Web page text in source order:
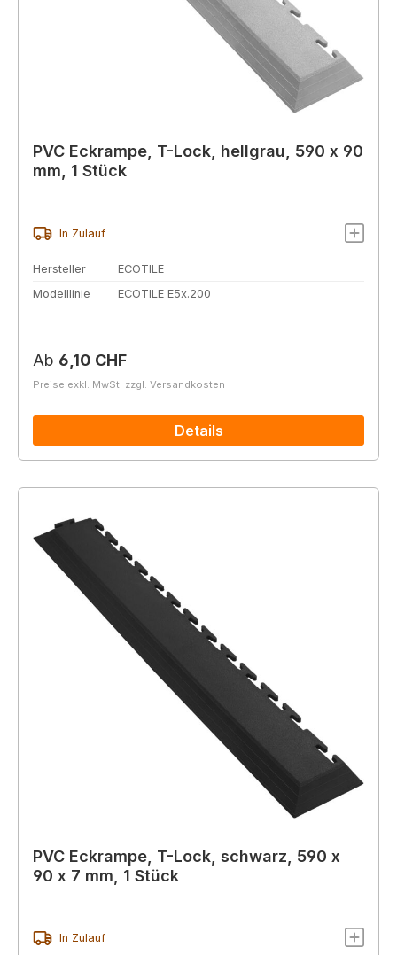
PVC Eckrampe, T-Lock, hellgrau, 590 x 90
mm, 1 Stück
In Zulauf
Hersteller
ECOTILE
Modelllinie
ECOTILE E5x.200
Regulärer Preis:
Ab 6,10 CHF
Preise exkl. MwSt. zzgl. Versandkosten
Details
PVC Eckrampe, T-Lock, schwarz, 590 x
90 x 7 mm, 1 Stück
In Zulauf